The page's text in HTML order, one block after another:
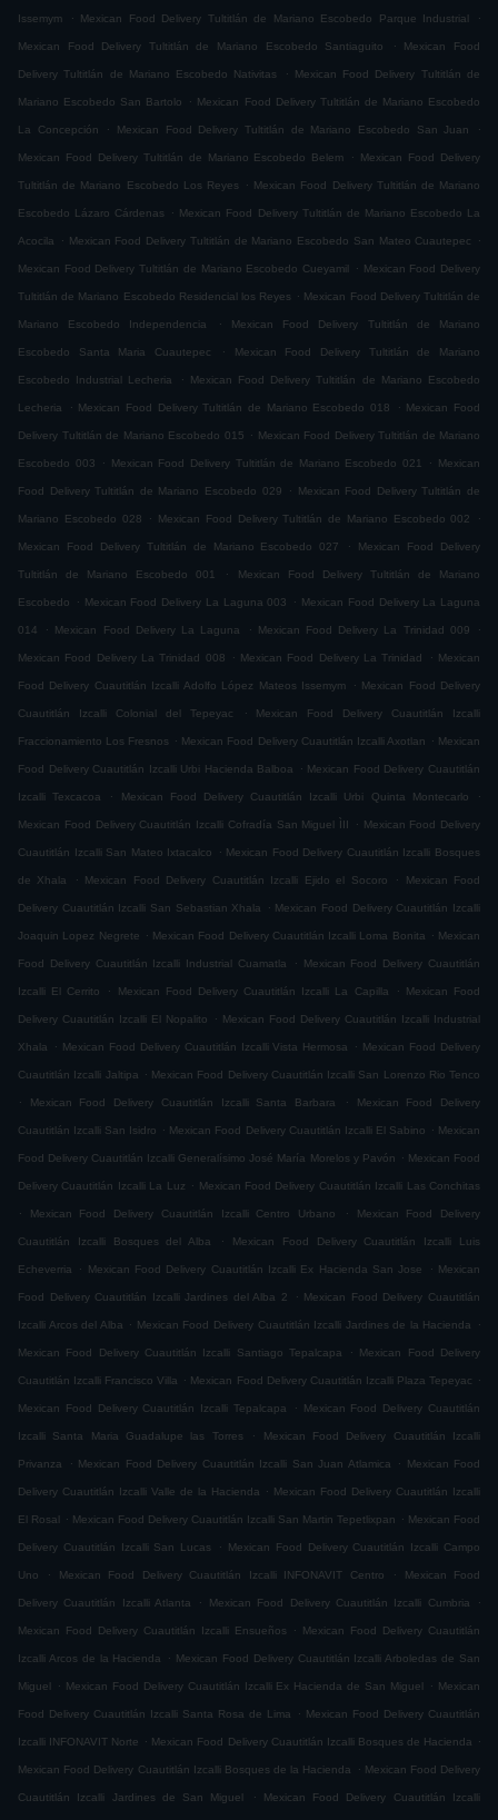
Issemym . Mexican Food Delivery Tultitlán de Mariano Escobedo Parque Industrial .
Mexican Food Delivery Tultitlán de Mariano Escobedo Santiaguito . Mexican Food
Delivery Tultitlán de Mariano Escobedo Nativitas . Mexican Food Delivery Tultitlán de
Mariano Escobedo San Bartolo . Mexican Food Delivery Tultitlán de Mariano Escobedo
La Concepción . Mexican Food Delivery Tultitlán de Mariano Escobedo San Juan .
Mexican Food Delivery Tultitlán de Mariano Escobedo Belem . Mexican Food Delivery
Tultitlán de Mariano Escobedo Los Reyes . Mexican Food Delivery Tultitlán de Mariano
Escobedo Lázaro Cárdenas . Mexican Food Delivery Tultitlán de Mariano Escobedo La
Acocila . Mexican Food Delivery Tultitlán de Mariano Escobedo San Mateo Cuautepec .
Mexican Food Delivery Tultitlán de Mariano Escobedo Cueyamil . Mexican Food Delivery
Tultitlán de Mariano Escobedo Residencial los Reyes . Mexican Food Delivery Tultitlán de
Mariano Escobedo Independencia . Mexican Food Delivery Tultitlán de Mariano
Escobedo Santa Maria Cuautepec . Mexican Food Delivery Tultitlán de Mariano
Escobedo Industrial Lecheria . Mexican Food Delivery Tultitlán de Mariano Escobedo
Lecheria . Mexican Food Delivery Tultitlán de Mariano Escobedo 018 . Mexican Food
Delivery Tultitlán de Mariano Escobedo 015 . Mexican Food Delivery Tultitlán de Mariano
Escobedo 003 . Mexican Food Delivery Tultitlán de Mariano Escobedo 021 . Mexican
Food Delivery Tultitlán de Mariano Escobedo 029 . Mexican Food Delivery Tultitlán de
Mariano Escobedo 028 . Mexican Food Delivery Tultitlán de Mariano Escobedo 002 .
Mexican Food Delivery Tultitlán de Mariano Escobedo 027 . Mexican Food Delivery
Tultitlán de Mariano Escobedo 001 . Mexican Food Delivery Tultitlán de Mariano
Escobedo . Mexican Food Delivery La Laguna 003 . Mexican Food Delivery La Laguna
014 . Mexican Food Delivery La Laguna . Mexican Food Delivery La Trinidad 009 .
Mexican Food Delivery La Trinidad 008 . Mexican Food Delivery La Trinidad . Mexican
Food Delivery Cuautitlán Izcalli Adolfo López Mateos Issemym . Mexican Food Delivery
Cuautitlán Izcalli Colonial del Tepeyac . Mexican Food Delivery Cuautitlán Izcalli
Fraccionamiento Los Fresnos . Mexican Food Delivery Cuautitlán Izcalli Axotlan . Mexican
Food Delivery Cuautitlán Izcalli Urbi Hacienda Balboa . Mexican Food Delivery Cuautitlán
Izcalli Texcacoa . Mexican Food Delivery Cuautitlán Izcalli Urbi Quinta Montecarlo .
Mexican Food Delivery Cuautitlán Izcalli Cofradía San Miguel ÌII . Mexican Food Delivery
Cuautitlán Izcalli San Mateo Ixtacalco . Mexican Food Delivery Cuautitlán Izcalli Bosques
de Xhala . Mexican Food Delivery Cuautitlán Izcalli Ejido el Socoro . Mexican Food
Delivery Cuautitlán Izcalli San Sebastian Xhala . Mexican Food Delivery Cuautitlán Izcalli
Joaquin Lopez Negrete . Mexican Food Delivery Cuautitlán Izcalli Loma Bonita . Mexican
Food Delivery Cuautitlán Izcalli Industrial Cuamatla . Mexican Food Delivery Cuautitlán
Izcalli El Cerrito . Mexican Food Delivery Cuautitlán Izcalli La Capilla . Mexican Food
Delivery Cuautitlán Izcalli El Nopalito . Mexican Food Delivery Cuautitlán Izcalli Industrial
Xhala . Mexican Food Delivery Cuautitlán Izcalli Vista Hermosa . Mexican Food Delivery
Cuautitlán Izcalli Jaltipa . Mexican Food Delivery Cuautitlán Izcalli San Lorenzo Rio Tenco
.
Mexican Food Delivery Cuautitlán Izcalli Santa Barbara . Mexican Food Delivery
Cuautitlán Izcalli San Isidro . Mexican Food Delivery Cuautitlán Izcalli El Sabino . Mexican
Food Delivery Cuautitlán Izcalli Generalísimo José María Morelos y Pavón . Mexican Food
Delivery Cuautitlán Izcalli La Luz . Mexican Food Delivery Cuautitlán Izcalli Las Conchitas
.
Mexican Food Delivery Cuautitlán Izcalli Centro Urbano . Mexican Food Delivery
Cuautitlán Izcalli Bosques del Alba . Mexican Food Delivery Cuautitlán Izcalli Luis
Echeverria . Mexican Food Delivery Cuautitlán Izcalli Ex Hacienda San Jose . Mexican
Food Delivery Cuautitlán Izcalli Jardines del Alba 2 . Mexican Food Delivery Cuautitlán
Izcalli Arcos del Alba . Mexican Food Delivery Cuautitlán Izcalli Jardines de la Hacienda .
Mexican Food Delivery Cuautitlán Izcalli Santiago Tepalcapa . Mexican Food Delivery
Cuautitlán Izcalli Francisco Villa . Mexican Food Delivery Cuautitlán Izcalli Plaza Tepeyac .
Mexican Food Delivery Cuautitlán Izcalli Tepalcapa . Mexican Food Delivery Cuautitlán
Izcalli Santa Maria Guadalupe las Torres . Mexican Food Delivery Cuautitlán Izcalli
Privanza . Mexican Food Delivery Cuautitlán Izcalli San Juan Atlamica . Mexican Food
Delivery Cuautitlán Izcalli Valle de la Hacienda . Mexican Food Delivery Cuautitlán Izcalli
El Rosal . Mexican Food Delivery Cuautitlán Izcalli San Martin Tepetlixpan . Mexican Food
Delivery Cuautitlán Izcalli San Lucas . Mexican Food Delivery Cuautitlán Izcalli Campo
Uno . Mexican Food Delivery Cuautitlán Izcalli INFONAVIT Centro . Mexican Food
Delivery Cuautitlán Izcalli Atlanta . Mexican Food Delivery Cuautitlán Izcalli Cumbria .
Mexican Food Delivery Cuautitlán Izcalli Ensueños . Mexican Food Delivery Cuautitlán
Izcalli Arcos de la Hacienda . Mexican Food Delivery Cuautitlán Izcalli Arboledas de San
Miguel . Mexican Food Delivery Cuautitlán Izcalli Ex Hacienda de San Miguel . Mexican
Food Delivery Cuautitlán Izcalli Santa Rosa de Lima . Mexican Food Delivery Cuautitlán
Izcalli INFONAVIT Norte . Mexican Food Delivery Cuautitlán Izcalli Bosques de Hacienda .
Mexican Food Delivery Cuautitlán Izcalli Bosques de la Hacienda . Mexican Food Delivery
Cuautitlán Izcalli Jardines de San Miguel . Mexican Food Delivery Cuautitlán Izcalli